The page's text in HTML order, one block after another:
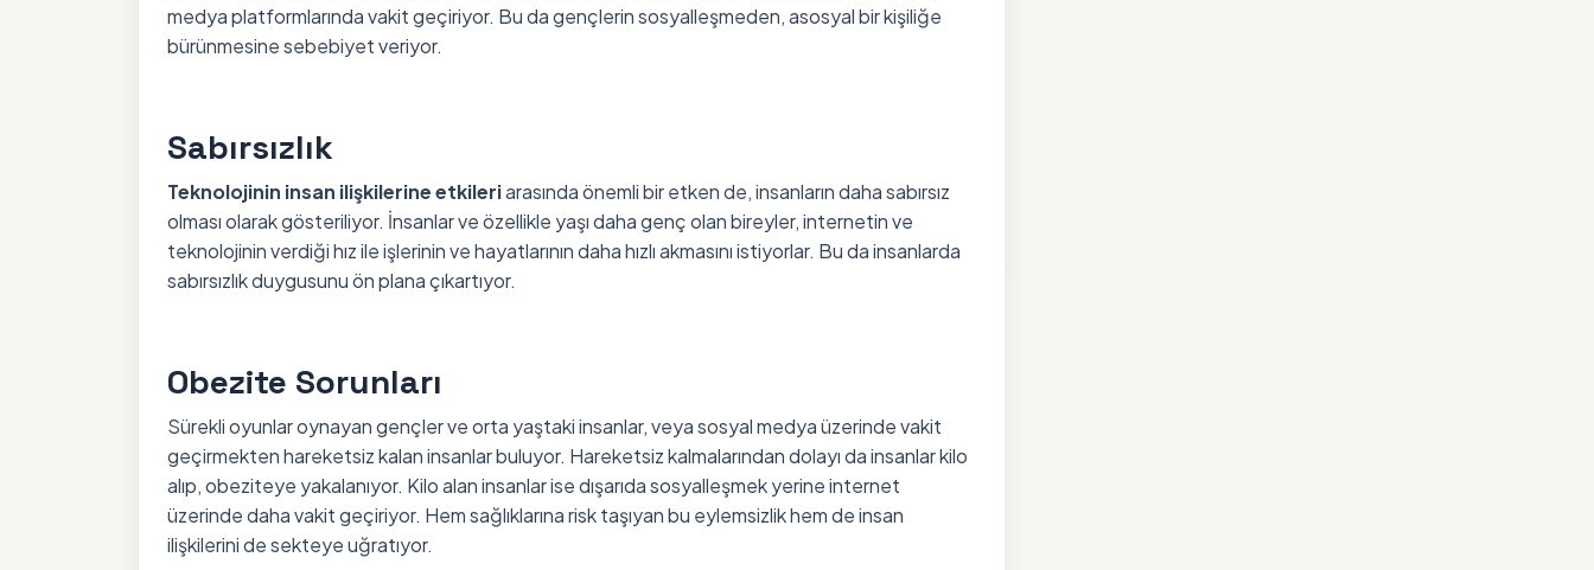
medya platformlarında vakit geçiriyor. Bu da gençlerin sosyalleşmeden, asosyal bir kişiliğe
bürünmesine sebebiyet veriyor.
Sabırsızlık
Teknolojinin insan ilişkilerine etkileriarasında önemli bir etken de, insanların daha sabırsız
olması olarak gösteriliyor. İnsanlar ve özellikle yaşı daha genç olan bireyler, internetin ve
teknolojinin verdiği hız ile işlerinin ve hayatlarının daha hızlı akmasını istiyorlar. Bu da insanlarda
sabırsızlık duygusunu ön plana çıkartıyor.
Obezite Sorunları
Sürekli oyunlar oynayan gençler ve orta yaştaki insanlar, veya sosyal medya üzerinde vakit
geçirmekten hareketsiz kalan insanlar buluyor. Hareketsiz kalmalarından dolayı da insanlar kilo
alıp, obeziteye yakalanıyor. Kilo alan insanlar ise dışarıda sosyalleşmek yerine internet
üzerinde daha vakit geçiriyor. Hem sağlıklarına risk taşıyan bu eylemsizlik hem de insan
ilişkilerini de sekteye uğratıyor.